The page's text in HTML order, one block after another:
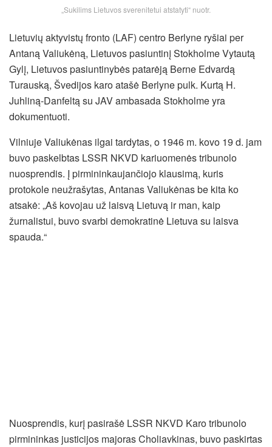
„Sukilims Lietuvos sverenitetui atstatyti“ nuotr.
Lietuvių aktyvistų fronto (LAF) centro Berlyne ryšiai per
Antaną Valiukėną, Lietuvos pasiuntinį Stokholme Vytautą
Gylį, Lietuvos pasiuntinybės patarėją Berne Edvardą
Turauską, Švedijos karo atašė Berlyne pulk. Kurtą H.
Juhliną-Danfeltą su JAV ambasada Stokholme yra
dokumentuoti.
Vilniuje Valiukėnas ilgai tardytas, o 1946 m. kovo 19 d. jam
buvo paskelbtas LSSR NKVD kariuomenės tribunolo
nuosprendis. Į pirmininkaujančiojo klausimą, kuris
protokole neužrašytas, Antanas Valiukėnas be kita ko
atsakė: „Aš kovojau už laisvą Lietuvą ir man, kaip
žurnalistui, buvo svarbi demokratinė Lietuva su laisva
spauda.“
Nuosprendis, kurį pasirašė LSSR NKVD Karo tribunolo
pirmininkas justicijos majoras Choliavkinas, buvo paskirtas